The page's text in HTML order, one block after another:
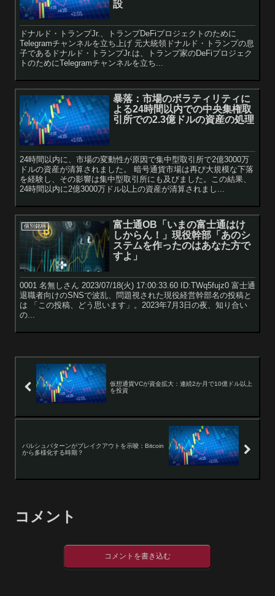
設
ドナルド・トランプJr.、トランプDeFiプロジェクトのために
Telegramチャンネルを立ち上げ 元大統領ドナルド・トランプの息
子であるドナルド・トランプJr.は、トランプ家のDeFiプロジェク
トのためにTelegramチャンネルを立ち...
暴落：市場のボラティリティに
よる24時間以内での中央集権取
引所での2.3億ドルの資産の処理
24時間以内に、市場の変動性が原因で集中型取引所で2億3000万
ドルの資産が清算されました。 暗号通貨市場は再び大規模な下落
を経験し、その影響は集中型取引所にも及びました。この結果、
24時間以内に2億3000万ドル以上の資産が清算されまし...
個別銘柄
富士通OB「いまの富士通はけ
しからん！」現役幹部「あのシ
ステムを作ったのはあなた方で
すよ」
0001 名無しさん 2023/07/18(火) 17:00:33.60 ID:TWq5fujz0 富士通
退職者向けのSNSで波乱、問題視された現役経営幹部名の投稿と
は 「この投稿、どう思います」。2023年7月3日の夜、知り合い
の...
仮想通貨VCが資金拡大：連続2か月で10億ドル以上
を投資
バルシュパターンがブレイクアウトを示唆：Bitcoin
から多様化する時期？
コメント
コメントを書き込む